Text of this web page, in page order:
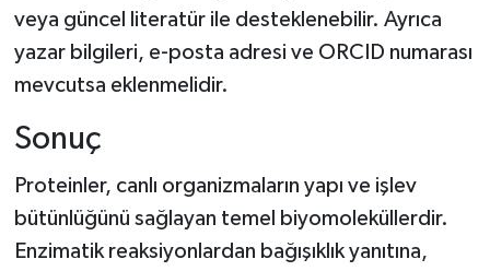
veya güncel literatür ile desteklenebilir. Ayrıca
yazar bilgileri, e-posta adresi ve ORCID numarası
mevcutsa eklenmelidir.
Sonuç
Proteinler, canlı organizmaların yapı ve işlev
bütünlüğünü sağlayan temel biyomoleküllerdir.
Enzimatik reaksiyonlardan bağışıklık yanıtına,